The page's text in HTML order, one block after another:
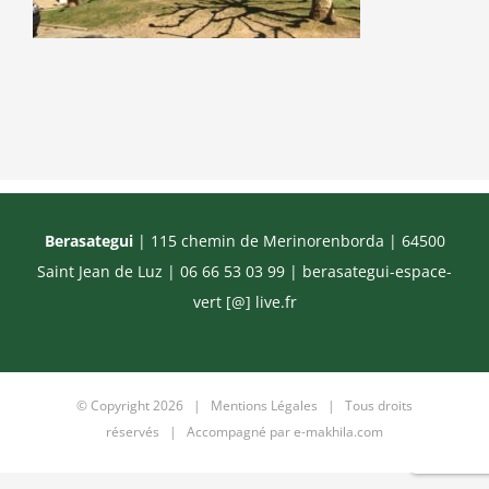
Berasategui| 115 chemin de Merinorenborda | 64500
Saint Jean de Luz | 06 66 53 03 99 | berasategui-espace-
vert [@] live.fr
© Copyright2026 | Mentions Légales | Tous droits
réservés | Accompagné pare-makhila.com